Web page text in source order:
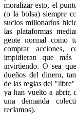
moralizar esto, el
(o la bolsa) siempre
sucios millonarios
las plataformas
gente normal como
comprar acciones,
impidieran que más
invirtiendo. O sea
dueños del dinero,
de las reglas del
ya han vuelto a abrir,
una demanda
reclamos).